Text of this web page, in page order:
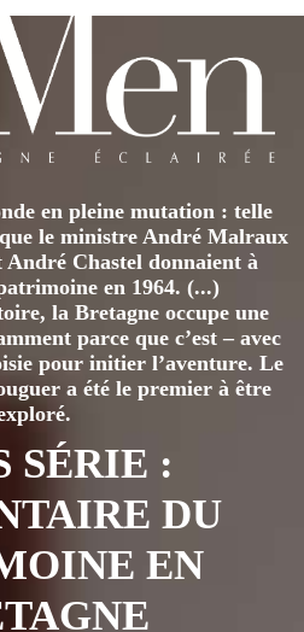
en pleine mutation : telle
le ministre André Malraux
André Chastel donnaient à
en 1964. (...)
la Bretagne occupe une
parce que c’est – avec
pour initier l’aventure. Le
a été le premier à être
SÉRIE :
DU
EN